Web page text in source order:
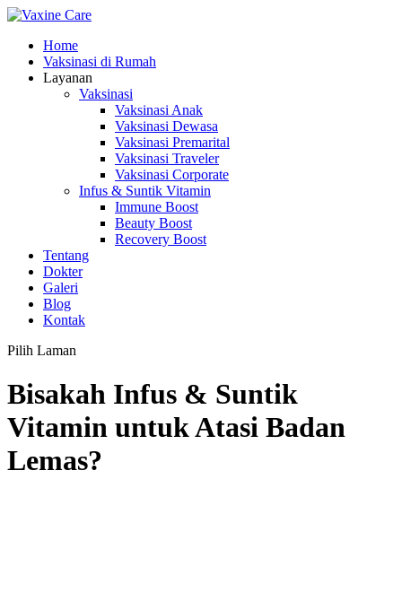
Home
Vaksinasi di Rumah
Layanan
Vaksinasi
Vaksinasi Anak
Vaksinasi Dewasa
Vaksinasi Premarital
Vaksinasi Traveler
Vaksinasi Corporate
Infus & Suntik Vitamin
Immune Boost
Beauty Boost
Recovery Boost
Tentang
Dokter
Galeri
Blog
Kontak
Pilih Laman
Bisakah Infus & Suntik
Vitamin untuk Atasi Badan
Lemas?